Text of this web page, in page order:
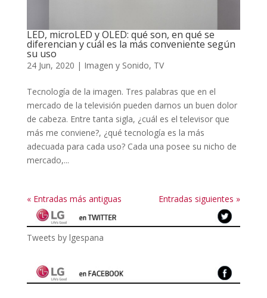
LED, microLED y OLED: qué son, en qué se
diferencian y cuál es la más conveniente según
su uso
24 Jun, 2020 | Imagen y Sonido, TV
Tecnología de la imagen. Tres palabras que en el
mercado de la televisión pueden darnos un buen dolor
de cabeza. Entre tanta sigla, ¿cuál es el televisor que
más me conviene?, ¿qué tecnología es la más
adecuada para cada uso? Cada una posee su nicho de
mercado,...
« Entradas más antiguas Entradas siguientes »
Tweets by lgespana